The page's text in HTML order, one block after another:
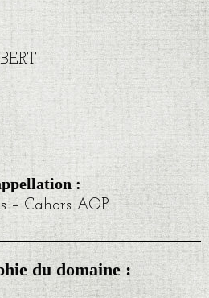
:
– Cahors AOP
du domaine :